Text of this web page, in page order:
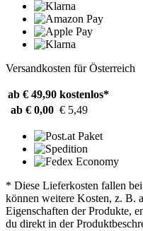
Versandkosten für Österreich
ab € 49,90 kostenlos*
ab € 0,00 € 5,49
* Diese Lieferkosten fallen
können weitere Kosten, z. B.
Eigenschaften der Produkte,
du direkt in der